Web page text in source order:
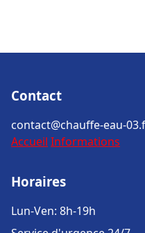
Contact
contact@chauffe-eau-
Accueil Informations
Horaires
Lun-Ven: 8h-19h